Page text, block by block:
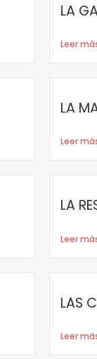
LA
Leer
LA
Leer
LA
Leer
LAS
Leer